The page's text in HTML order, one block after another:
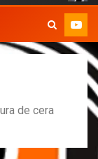
de cera